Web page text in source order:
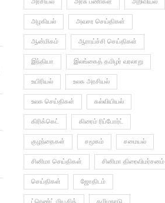
அரசியல் அரசு பணிகள் அறிவியல்
அழகியல் அவசர செய்திகள்
ஆன்மிகம் ஆராய்ச்சி செய்திகள்
இந்தியா இலங்கைத் தமிழர் வரலாறு
உயிரியல் உலக அரசியல்
உலக செய்திகள் கல்வியியல்
கிரிக்கெட் கிரைம் ரிப்போர்ட்
குழந்தைகள் சமூகம் சமையல்
சினிமா செய்திகள் சினிமா திரைவிமர்சனம்
செய்திகள் ஜோதிடம்